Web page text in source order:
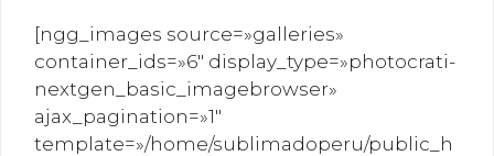
[ngg_images source=»galleries»
container_ids=»6″ display_type=»photocrati-
nextgen_basic_imagebrowser»
ajax_pagination=»1″
template=»/home/sublimadoperu/public_h